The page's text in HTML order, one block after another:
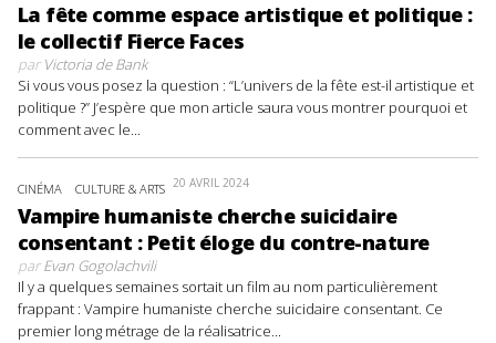
La fête comme espace artistique et politique :
le collectif Fierce Faces
parVictoria de Bank
Si vous vous posez la question : “L’univers de la fête est-il artistique et
politique ?” J’espère que mon article saura vous montrer pourquoi et
comment avec le...
CINÉMA CULTURE & ARTS 20 AVRIL 2024
Vampire humaniste cherche suicidaire
consentant : Petit éloge du contre-nature
parEvan Gogolachvili
Il y a quelques semaines sortait un film au nom particulièrement
frappant : Vampire humaniste cherche suicidaire consentant. Ce
premier long métrage de la réalisatrice...